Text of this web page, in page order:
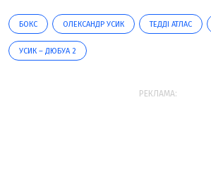
БОКС ОЛЕКСАНДР УСИК ТЕДДІ АТЛАС
УСИК – ДЮБУА 2
РЕКЛАМА: